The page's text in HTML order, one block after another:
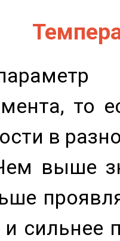
то
в
выше
и сильнее